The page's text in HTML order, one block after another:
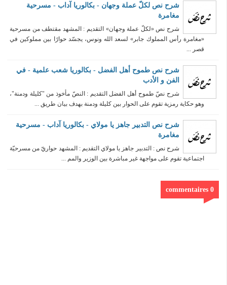
شرح نص لكلّ عملة وجهان - بكالوريا آداب - مسرحية
مغامرة
شرح نص «لكلّ عملة وجهان» التقديم : المشهد مقتطف من مسرحية
«مغامرة رأس المملوك جابر» لسعد الله ونوس، يجسّد حوارًا بين مملوكين في
قصر ...
شرح نص طموح أهل الفضل - بكالوريا شعب علمية - في
الفن و الأدب
شرح نصّ طموح أهل الفضل التقديم : النصّ مأخوذ من "كليلة ودمنة"،
وهو حكاية رمزية تقوم على الحوار بين كليلة ودمنة بهدف بيان طريق ...
شرح نص التدبير جاهز يا مولاي - بكالوريا آداب - مسرحية
مغامرة
شرح نص : التدبير جاهز يا مولاي التقديم : المشهد حواريّ من مسرحيّة
اجتماعية تقوم على مواجهة غير مباشرة بين الوزير والمم ...
0 commentaires